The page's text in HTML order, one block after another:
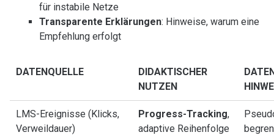
für instabile Netze
Transparente Erklärungen: Hinweise, warum eine
Empfehlung erfolgt
DATENQUELLE
DIDAKTISCHER
NUTZEN
LMS-Ereignisse (Klicks,
Verweildauer)
Progress-Tracking,
adaptive Reihenfolge